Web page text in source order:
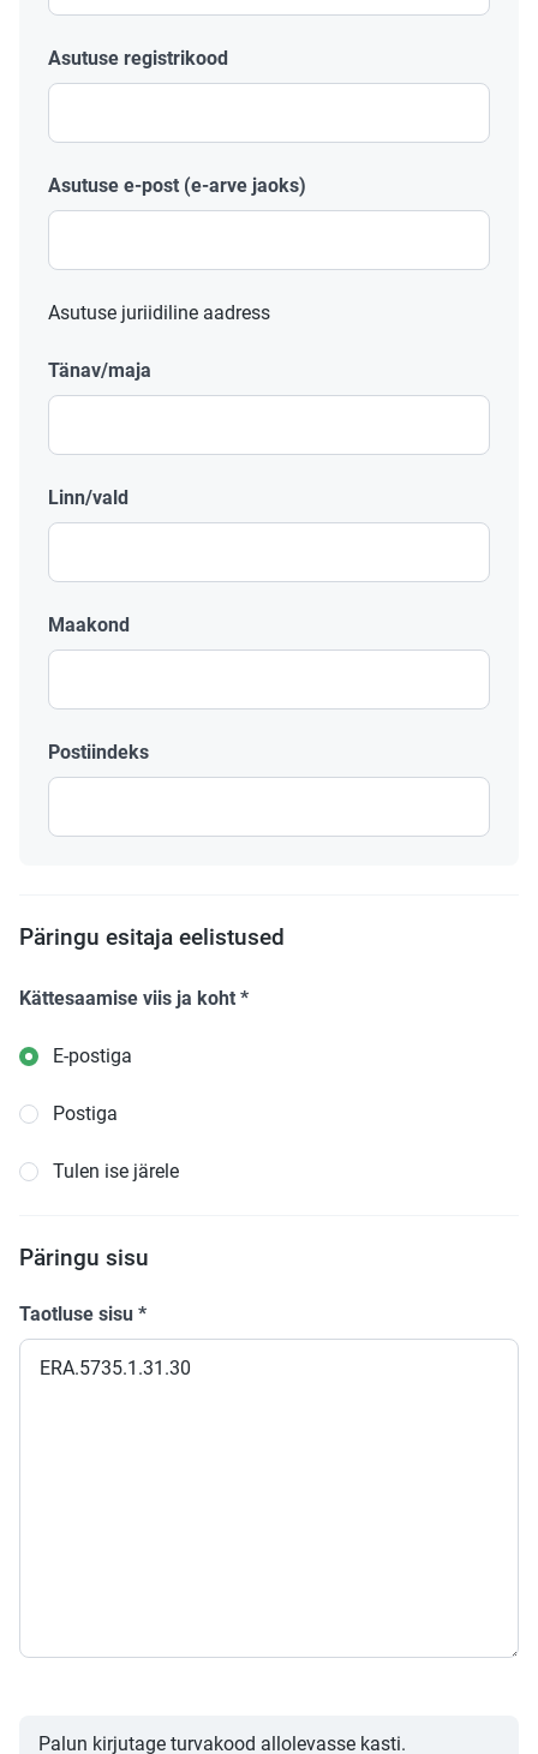
Asutuse registrikood
Asutuse e-post (e-arve jaoks)
Asutuse juriidiline aadress
Tänav/maja
Linn/vald
Maakond
Postiindeks
Päringu esitaja eelistused
Kättesaamise viis ja koht *
E-postiga
Postiga
Tulen ise järele
Päringu sisu
Taotluse sisu *
Palun kirjutage turvakood allolevasse kasti.